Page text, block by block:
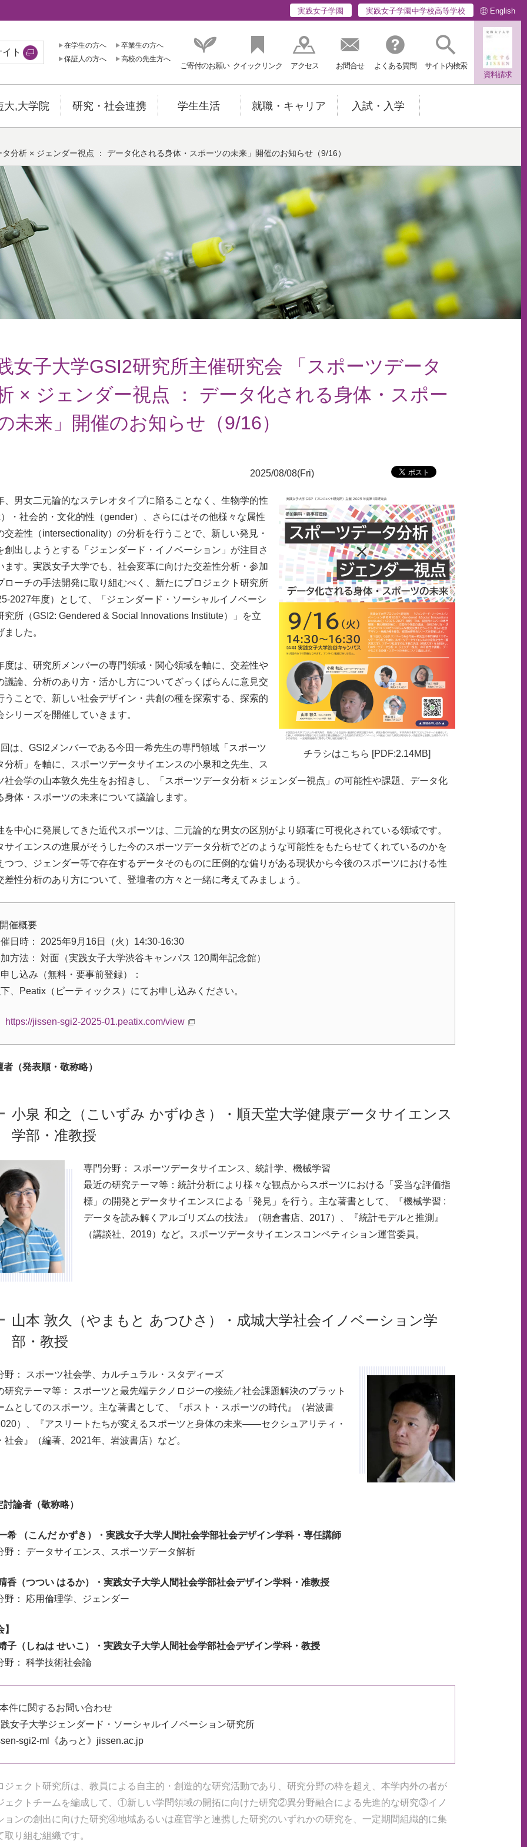
実践女子学園 実践女子学園中学校高等学校 English
ト
在学生の方へ
卒業生の方へ
保証人の方へ
高校の先生方へ
ご寄付のお願い クイックリンク アクセス お問合せ よくある質問
サイト内検索
資料請求
大,大学院 研究・社会連携 学生生活 就職・キャリア 入試・入学
分析 × ジェンダー視点 ： データ化される身体・スポーツの未来」開催のお知らせ（9/16）
女子大学GSI2研究所主催研究会 「スポーツデータ
× ジェンダー視点 ： データ化される身体・スポー
未来」開催のお知らせ（9/16）
2025/08/08(Fri)
チラシはこちら [PDF:2.14MB]
男女二元論的なステレオタイプに陥ることなく、生物学的性
・社会的・文化的性（gender）、さらにはその他様々な属性
交差性（intersectionality）の分析を行うことで、新しい発見・
創出しようとする「ジェンダード・イノベーション」が注目さ
ます。実践女子大学でも、社会変革に向けた交差性分析・参加
ローチの手法開発に取り組むべく、新たにプロジェクト研究所
2027年度）として、「ジェンダード・ソーシャルイノベーシ
究所（GSI2: Gendered & Social Innovations Institute）」を立
ました。
は、研究所メンバーの専門領域・関心領域を軸に、交差性や
議論、分析のあり方・活かし方についてざっくばらんに意見交
うことで、新しい社会デザイン・共創の種を探索する、探索的
シリーズを開催していきます。
、GSI2メンバーである今田一希先生の専門領域「スポーツ
分析」を軸に、スポーツデータサイエンスの小泉和之先生、ス
社会学の山本敦久先生をお招きし、「スポーツデータ分析 × ジェンダー視点」の可能性や課題、データ化
身体・スポーツの未来について議論します。
中心に発展してきた近代スポーツは、二元論的な男女の区別がより顕著に可視化されている領域です。
サイエンスの進展がそうした今のスポーツデータ分析でどのような可能性をもたらせてくれているのかを
つつ、ジェンダー等で存在するデータそのものに圧倒的な偏りがある現状から今後のスポーツにおける性
差性分析のあり方について、登壇者の方々と一緒に考えてみましょう。
催概要
日時： 2025年9月16日（火）14:30-16:30
方法： 対面（実践女子大学渋谷キャンパス 120周年記念館）
し込み（無料・要事前登録）：
、Peatix（ピーティックス）にてお申し込みください。
https://jissen-sgi2-2025-01.peatix.com/view
者（発表順・敬称略）
小泉 和之（こいずみ かずゆき）・順天堂大学健康データサイエンス
学部・准教授
専門分野： スポーツデータサイエンス、統計学、機械学習
最近の研究テーマ等：統計分析により様々な観点からスポーツにおける「妥当な評価指
標」の開発とデータサイエンスによる「発見」を行う。主な著書として、『機械学習 :
データを読み解くアルゴリズムの技法』（朝倉書店、2017）、『統計モデルと推測』
（講談社、2019）など。スポーツデータサイエンスコンペティション運営委員。
山本 敦久（やまもと あつひさ）・成城大学社会イノベーション学
部・教授
野： スポーツ社会学、カルチュラル・スタディーズ
研究テーマ等： スポーツと最先端テクノロジーの接続／社会課題解決のプラット
ムとしてのスポーツ。主な著書として、『ポスト・スポーツの時代』（岩波書
）、『アスリートたちが変えるスポーツと身体の未来——セクシュアリティ・
社会』（編著、2021年、岩波書店）など。
論者（敬称略）
希 （こんだ かずき）・実践女子大学人間社会学部社会デザイン学科・専任講師
野： データサイエンス、スポーツデータ解析
香（つつい はるか）・実践女子大学人間社会学部社会デザイン学科・准教授
野： 応用倫理学、ジェンダー
子（しねは せいこ）・実践女子大学人間社会学部社会デザイン学科・教授
野： 科学技術社会論
件に関するお問い合わせ
女子大学ジェンダード・ソーシャルイノベーション研究所
sgi2-ml《あっと》jissen.ac.jp
ェクト研究所は、教員による自主的・創造的な研究活動であり、研究分野の枠を超え、本学内外の者が
ェクトチームを編成して、①新しい学問領域の開拓に向けた研究②異分野融合による先進的な研究③イノ
ョンの創出に向けた研究④地域あるいは産官学と連携した研究のいずれかの研究を、一定期間組織的に集
取り組む組織です。